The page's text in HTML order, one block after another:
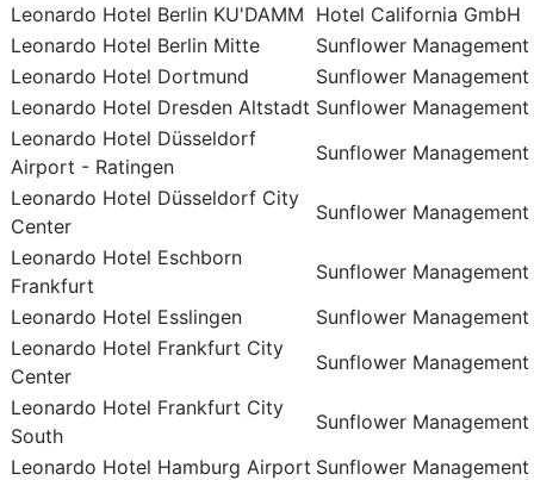
Leonardo Hotel Berlin KU'DAMM Hotel California GmbH
Leonardo Hotel Berlin Mitte
Sunflower Management
Leonardo Hotel Dortmund
Sunflower Management
Leonardo Hotel Dresden Altstadt Sunflower Management
Leonardo Hotel Düsseldorf
Airport - Ratingen
Sunflower Management
Leonardo Hotel Düsseldorf City
Center
Sunflower Management
Leonardo Hotel Eschborn
Frankfurt
Sunflower Management
Leonardo Hotel Esslingen
Sunflower Management
Leonardo Hotel Frankfurt City
Center
Sunflower Management
Leonardo Hotel Frankfurt City
South
Sunflower Management
Leonardo Hotel Hamburg Airport Sunflower Management